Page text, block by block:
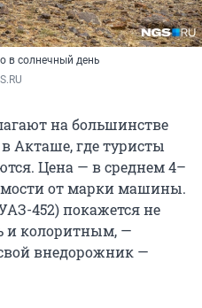
в солнечный день
на большинстве
Акташе, где туристы
Цена — в среднем 4–
от марки машины.
452) покажется не
и колоритным, —
внедорожник —